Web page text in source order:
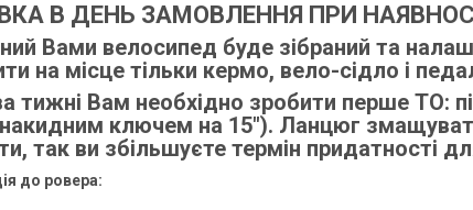
В ДЕНЬ ЗАМОВЛЕННЯ ПРИ
Вами велосипед буде зібраний та
на місце тільки кермо, вело-сідло і
тижні Вам необхідно зробити перше ТО:
ключем на 15"). Ланцюг
так ви збільшуєте термін придатності
до ровера: